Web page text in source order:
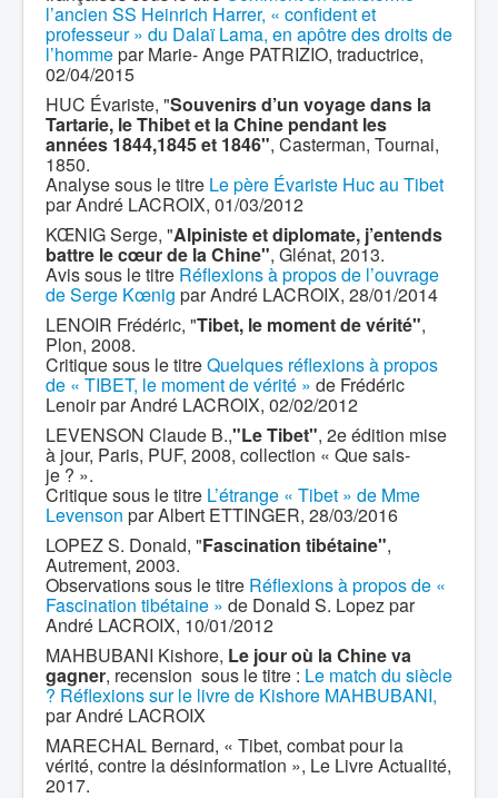
l’ancien SS Heinrich Harrer, « confident et
professeur » du Dalaï Lama, en apôtre des droits de
l’hommepar Marie- Ange PATRIZIO, traductrice,
02/04/2015
HUC Évariste, "Souvenirs d’un voyage dans la
Tartarie, le Thibet et la Chine pendant les
années 1844,1845 et 1846", Casterman, Tournai,
1850.
Analyse sous le titre Le père Évariste Huc au Tibet
par André LACROIX, 01/03/2012
KŒNIG Serge, "Alpiniste et diplomate, j’entends
battre le cœur de la Chine", Glénat, 2013.
Avis sous le titre Réflexions à propos de l’ouvrage
de Serge Kœnig par André LACROIX, 28/01/2014
LENOIR Frédéric, "Tibet, le moment de vérité",
Plon, 2008.
Critique sous le titreQuelques réflexions à propos
de « TIBET, le moment de vérité » de Frédéric
Lenoir par André LACROIX, 02/02/2012
LEVENSON Claude B.,"Le Tibet", 2e édition mise
à jour, Paris, PUF, 2008, collection « Que sais-
je ? ».
Critique sous le titre L’étrange « Tibet » de Mme
Levenson par Albert ETTINGER, 28/03/2016
LOPEZ S. Donald, "Fascination tibétaine",
Autrement, 2003.
Observations sous le titre Réflexions à propos de «
Fascination tibétaine » de Donald S. Lopez par
André LACROIX, 10/01/2012
MAHBUBANI Kishore, Le jour où la Chine va
gagner, recension sous le titre : Le match du siècle
? Réflexions sur le livre de Kishore MAHBUBANI,
par André LACROIX
MARECHAL Bernard, « Tibet, combat pour la
vérité, contre la désinformation », Le Livre Actualité,
2017.